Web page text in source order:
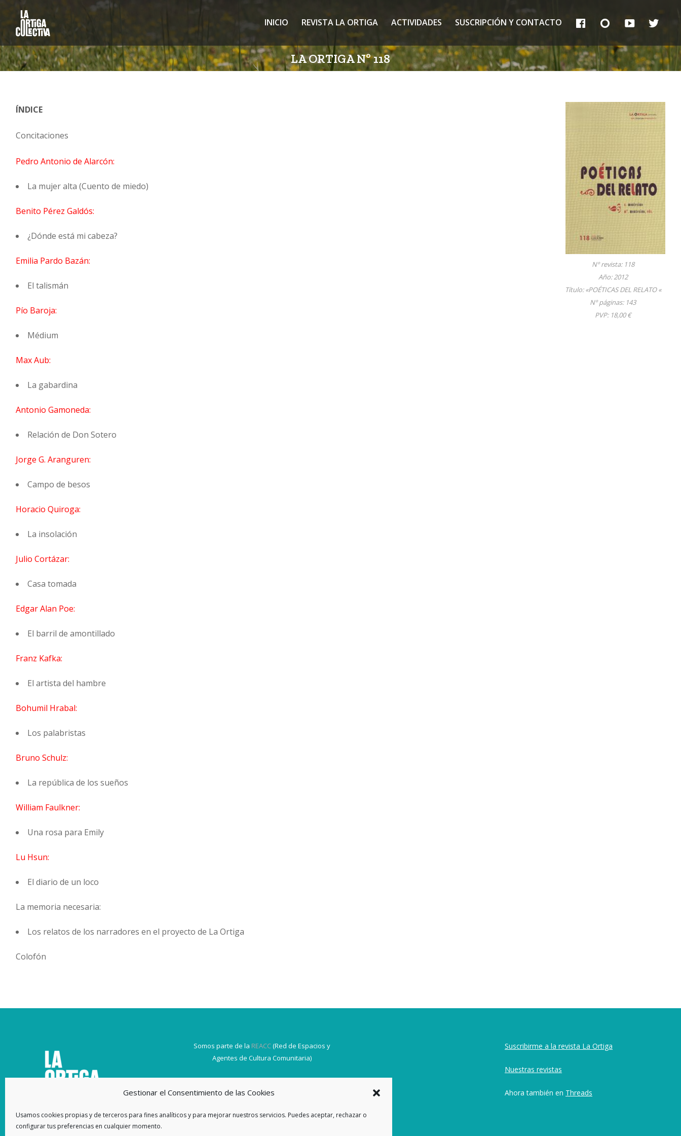
Gestionar el Consentimiento de las Cookies
Usamos cookies propias y de terceros para fines analíticos y para mejorar nuestros servicios. Puedes aceptar, rechazar o
configurar tus preferencias en cualquier momento.
INICIO REVISTA LA ORTIGA ACTIVIDADES SUSCRIPCIÓN Y CONTACTO YT
LA ORTIGA Nº 118
Nº revista: 118
Año: 2012
Título: «POÉTICAS DEL RELATO «
Nº páginas: 143
PVP: 18,00 €
ÍNDICE
Concitaciones
Pedro Antonio de Alarcón:
La mujer alta (Cuento de miedo)
Benito Pérez Galdós:
¿Dónde está mi cabeza?
Emilia Pardo Bazán:
El talismán
Pío Baroja:
Médium
Max Aub:
La gabardina
Antonio Gamoneda:
Relación de Don Sotero
Jorge G. Aranguren:
Campo de besos
Horacio Quiroga:
La insolación
Julio Cortázar:
Casa tomada
Edgar Alan Poe:
El barril de amontillado
Franz Kafka:
El artista del hambre
Bohumil Hrabal:
Los palabristas
Bruno Schulz:
La república de los sueños
William Faulkner:
Una rosa para Emily
Lu Hsun:
El diario de un loco
La memoria necesaria:
Los relatos de los narradores en el proyecto de La Ortiga
Colofón
Somos parte de la REACC(Red de Espacios y
Agentes de Cultura Comunitaria)
Suscribirme a la revista La Ortiga
Nuestras revistas
Ahora también en Threads